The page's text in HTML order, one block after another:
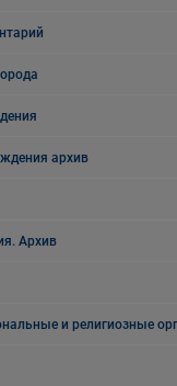
архив
Архив
и религиозные